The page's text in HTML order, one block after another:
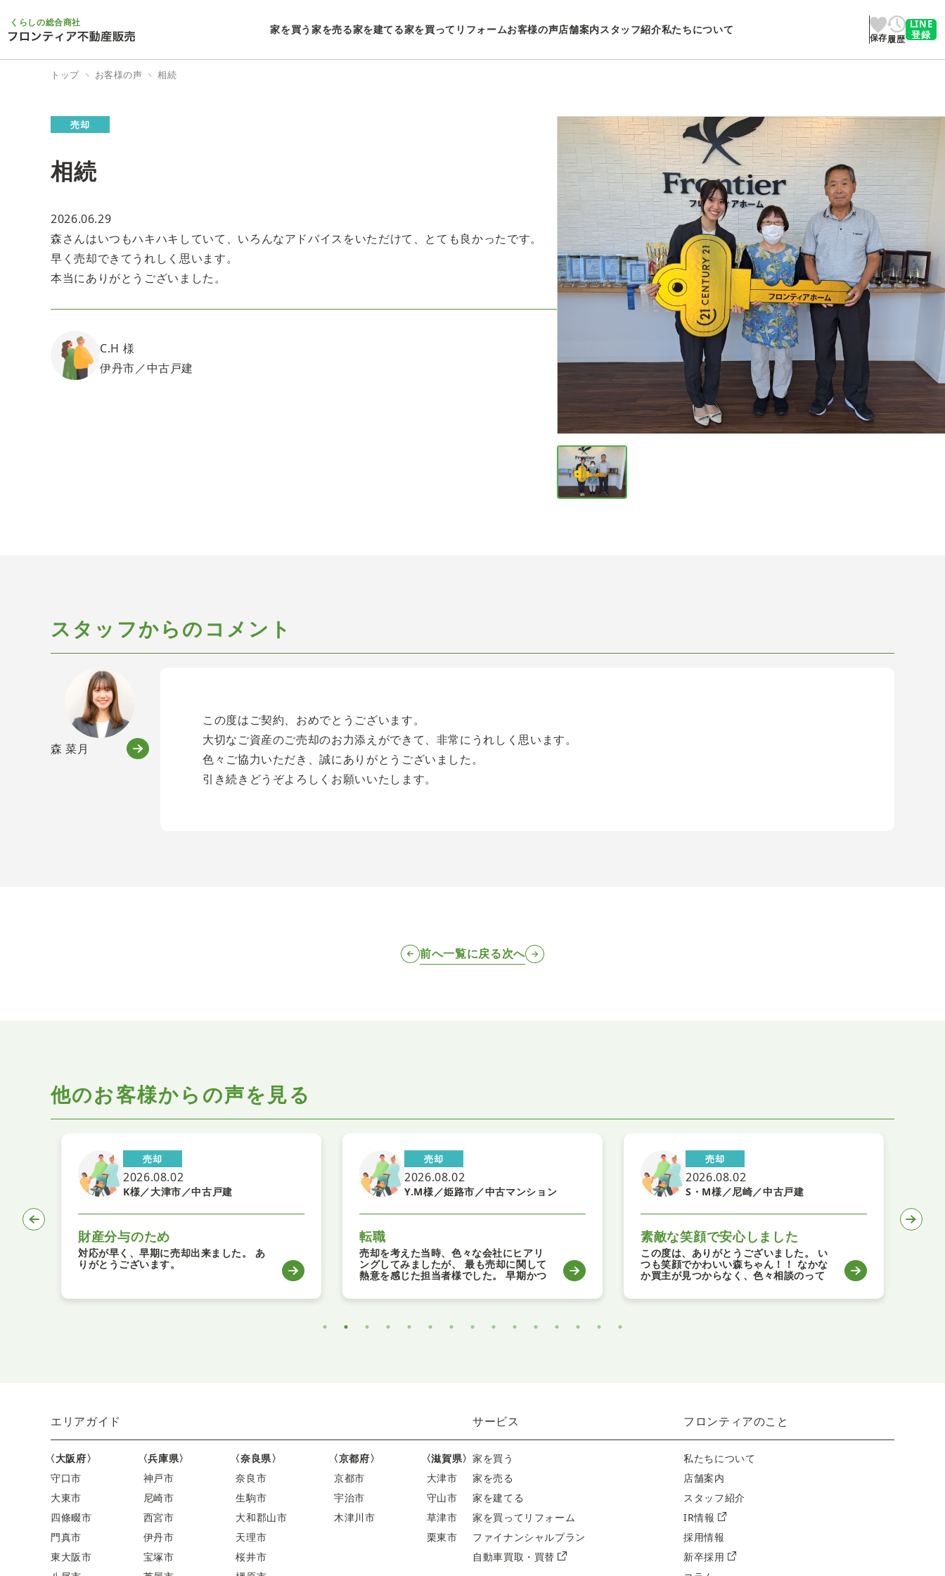
くらしの総合商社
家を買う 家を売る家を建てる家を買ってリフォームお客様の声店舗案内スタッフ紹介私たちについて
保存履歴
LINE
登録
トップ お客様の声 相続
売却
相続
2026.06.29
森さんはいつもハキハキしていて、いろんなアドバイスをいただけて、とても良かったです。
早く売却できてうれしく思います。
本当にありがとうございました。
C.H 様
伊丹市／中古戸建
スタッフからのコメント
森 菜月
この度はご契約、おめでとうございます。
大切なご資産のご売却のお力添えができて、非常にうれしく思います。
色々ご協力いただき、誠にありがとうございました。
引き続きどうぞよろしくお願いいたします。
前へ一覧に戻る次へ
他のお客様からの声を見る
売却
2026.08.02
K様／大津市／中古戸建
財産分与のため
対応が早く、早期に売却出来ました。 あ
りがとうございます。
売却
2026.08.02
Y.M様／姫路市／中古マンション
転職
売却を考えた当時、色々な会社にヒアリ
ングしてみましたが、 最も売却に関して
熱意を感じた担当者様でした。 早期かつ
ドバイスを 迅速かつ丁寧に頂きまして、
売却
2026.08.02
S・M様／尼崎／中古戸建
素敵な笑顔で安心しました
この度は、ありがとうございました。 い
つも笑顔でかわいい森ちゃん！！ なかな
か買主が見つからなく、色々相談のって
とここまできたねー 不安なところもあっ
エリアガイド
〈大阪府〉
守口市
大東市
四條畷市
門真市
東大阪市
〈兵庫県〉
神戸市
尼崎市
西宮市
伊丹市
宝塚市
〈奈良県〉
奈良市
生駒市
大和郡山市
天理市
桜井市
〈京都府〉
京都市
宇治市
木津川市
〈滋賀県〉
大津市
守山市
草津市
栗東市
サービス
家を買う
家を売る
家を建てる
家を買ってリフォーム
ファイナンシャルプラン
自動車買取・買替
フロンティアのこと
私たちについて
店舗案内
スタッフ紹介
IR情報
採用情報
新卒採用